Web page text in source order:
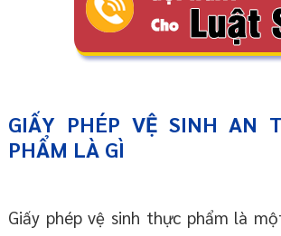
GIẤY PHÉP VỆ SINH AN
PHẨM LÀ GÌ
Giấy phép vệ sinh thực phẩm là